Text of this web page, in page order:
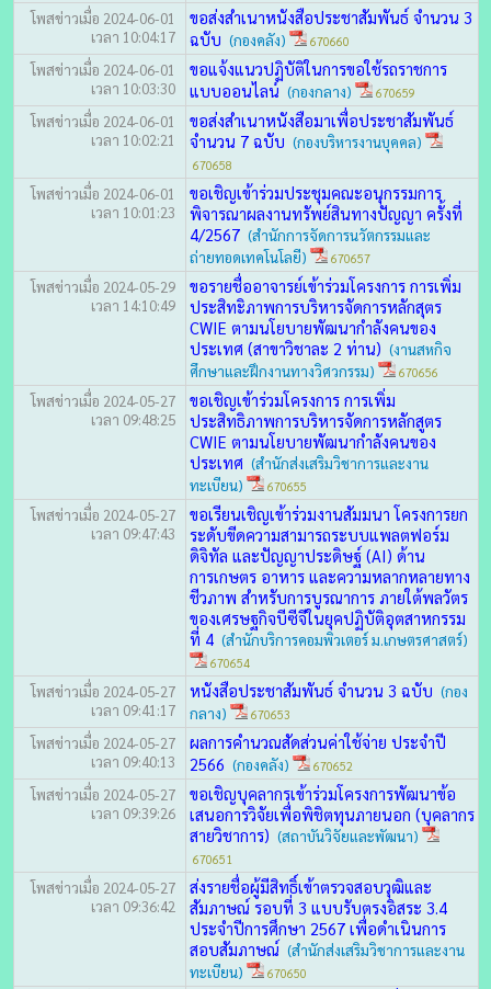
โพสข่าวเมื่อ 2024-06-01
เวลา 10:04:17
ขอส่งสำเนาหนังสือประชาสัมพันธ์ จำนวน 3
ฉบับ (กองคลัง) 670660
โพสข่าวเมื่อ 2024-06-01
เวลา 10:03:30
ขอแจ้งแนวปฏิบัติในการขอใช้รถราชการ
แบบออนไลน์ (กองกลาง) 670659
โพสข่าวเมื่อ 2024-06-01
เวลา 10:02:21
ขอส่งสำเนาหนังสือมาเพื่อประชาสัมพันธ์
จำนวน 7 ฉบับ (กองบริหารงานบุคคล)
670658
โพสข่าวเมื่อ 2024-06-01
เวลา 10:01:23
ขอเชิญเข้าร่วมประชุมคณะอนุกรรมการ
พิจารณาผลงานทรัพย์สินทางปัญญา ครั้งที่
4/2567 (สำนักการจัดการนวัตกรรมและ
ถ่ายทอดเทคโนโลยี)
670657
โพสข่าวเมื่อ 2024-05-29
เวลา 14:10:49
ขอรายชื่ออาจารย์เข้าร่วมโครงการ การเพิ่ม
ประสิทะิภาพการบริหารจัดการหลักสุตร
CWIE ตามนโยบายพัฒนากำลังคนของ
ประเทศ (สาขาวิชาละ 2 ท่าน) (งานสหกิจ
ศึกษาและฝึกงานทางวิศวกรรม)
670656
โพสข่าวเมื่อ 2024-05-27
เวลา 09:48:25
ขอเชิญเข้าร่วมโครงการ การเพิ่ม
ประสิทธิภาพการบริหารจัดการหลักสูตร
CWIE ตามนโยบายพัฒนากำลังคนของ
ประเทศ (สำนักส่งเสริมวิชาการและงาน
ทะเบียน)
670655
โพสข่าวเมื่อ 2024-05-27
เวลา 09:47:43
ขอเรียนเชิญเข้าร่วมงานสัมมนา โครงการยก
ระดับขีดความสามารถระบบแพลตฟอร์ม
ดิจิทัล และปัญญาประดิษฐ์ (AI) ด้าน
การเกษตร อาหาร และความหลากหลายทาง
ชีวภาพ สำหรับการบูรณาการ ภายใต้พลวัตร
ของเศรษฐกิจบีซีจีในยุคปฏิบัติอุตสาหกรรม
ที่ 4 (สำนักบริการคอมพิวเตอร์ ม.เกษตรศาสตร์)
670654
โพสข่าวเมื่อ 2024-05-27
เวลา 09:41:17
หนังสือประชาสัมพันธ์ จำนวน 3 ฉบับ (กอง
กลาง)
670653
โพสข่าวเมื่อ 2024-05-27
เวลา 09:40:13
ผลการคำนวณสัดส่วนค่าใช้จ่าย ประจำปี
2566 (กองคลัง) 670652
โพสข่าวเมื่อ 2024-05-27
เวลา 09:39:26
ขอเชิญบุคลากรเข้าร่วมโครงการพัฒนาข้อ
เสนอการวิจัยเพื่อพิชิตทุนภายนอก (บุคลากร
สายวิชาการ) (สถาบันวิจัยและพัฒนา)
670651
โพสข่าวเมื่อ 2024-05-27
เวลา 09:36:42
ส่งรายชื่อผู้มีสิทธิ์เข้าตรวจสอบวุฒิและ
สัมภาษณ์ รอบที่ 3 แบบรับตรงอิสระ 3.4
ประจำปีการศึกษา 2567 เพื่อดำเนินการ
สอบสัมภาษณ์ (สำนักส่งเสริมวิชาการและงาน
ทะเบียน)
670650